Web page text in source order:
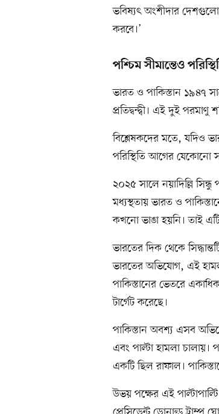
ভবিষ্যৎ অংশীদার
করবে।’
পশ্চিম সীমান্তেও
ভারত ও পাকিস্তান ১৯৪৭
প্রতিদ্বন্দ্বী। এই দুই
বিশ্লেষকদের মতে, যদিও
পরিস্থিতি আগের যেকোনো
২০২৫ সালে নয়াদিল্লি সিন্ধু
মধ্যস্থতায় ভারত ও
কখনো ভাঙা হয়নি। তাই
ভারতের দিক থেকে
ভারতের অভিযোগ, এই
পাকিস্তানের ভেতরে
টার্গেট করেছে।
পাকিস্তান অবশ্য এসব
এবং পাল্টা হামলা চালায়।
একটি ছিল রাফাল।
উভয় পক্ষের এই